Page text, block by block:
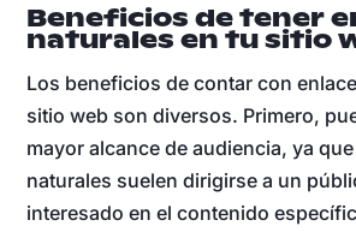
Beneficios de tener
naturales en tu sitio
Los beneficios de contar con
sitio web son diversos. Primero,
mayor alcance de audiencia, ya
naturales suelen dirigirse a un
interesado en el contenido